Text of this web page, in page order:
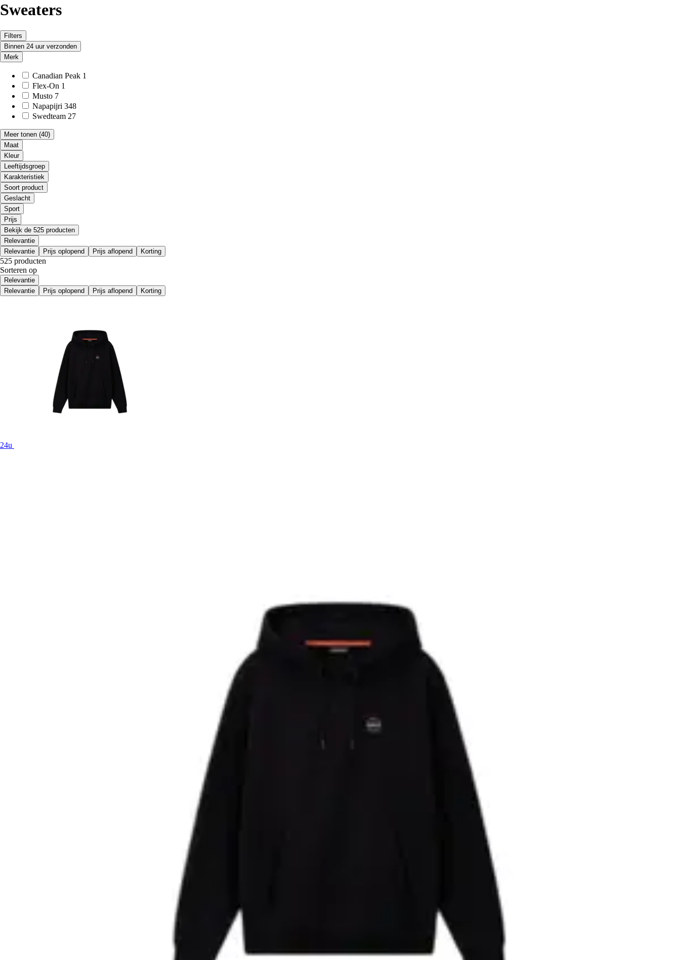
Sweaters
Filters
Binnen 24 uur verzonden
Merk
Canadian Peak 1
Flex-On 1
Musto 7
Napapijri 348
Swedteam 27
Meer tonen (40)
Maat
Kleur
Leeftijdsgroep
Karakteristiek
Soort product
Geslacht
Sport
Prijs
Bekijk de 525 producten
Relevantie
Relevantie
Prijs oplopend Prijs aflopend Korting
525 producten
Sorteren op
Relevantie
Relevantie
Prijs oplopend Prijs aflopend Korting
24u